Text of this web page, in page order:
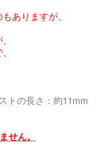
ありますが、
の長さ：約11mm
せん。